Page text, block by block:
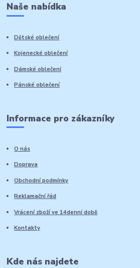
Naše nabídka
Dětské oblečení
Kojenecké oblečení
Dámské oblečení
Pánské oblečení
Informace pro zákazníky
O nás
Doprava
Obchodní podmínky
Reklamační řád
Vrácení zboží ve 14denní době
Kontakty
Kde nás najdete